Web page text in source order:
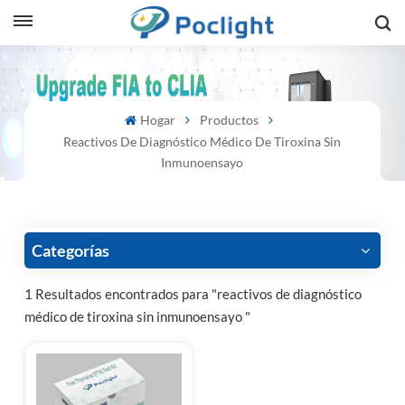
Hogar
Productos
Reactivos De Diagnóstico Médico De Tiroxina Sin
Inmunoensayo
Categorías
1 Resultados encontrados para "reactivos de diagnóstico
médico de tiroxina sin inmunoensayo "